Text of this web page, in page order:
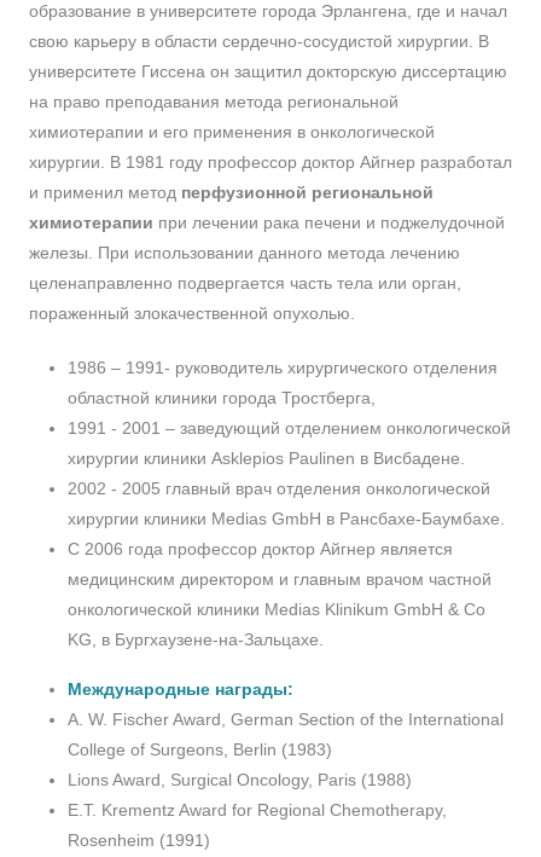
образование в университете города Эрлангена, где и начал
свою карьеру в области сердечно-сосудистой хирургии. В
университете Гиссена он защитил докторскую диссертацию
на право преподавания метода региональной
химиотерапии и его применения в онкологической
хирургии. В 1981 году профессор доктор Айгнер разработал
и применил метод перфузионной региональной
химиотерапии при лечении рака печени и поджелудочной
железы. При использовании данного метода лечению
целенаправленно подвергается часть тела или орган,
пораженный злокачественной опухолью.
1986 – 1991- руководитель хирургического отделения
областной клиники города Тростберга,
1991 - 2001 – заведующий отделением онкологической
хирургии клиники Asklepios Paulinen в Висбадене.
2002 - 2005 главный врач отделения онкологической
хирургии клиники Medias GmbH в Рансбахе-Баумбахе.
С 2006 года профессор доктор Айгнер является
медицинским директором и главным врачом частной
онкологической клиники Medias Klinikum GmbH & Co
KG, в Бургхаузене-на-Зальцахе.
Международные награды:
A. W. Fischer Award, German Section of the International
College of Surgeons, Berlin (1983)
Lions Award, Surgical Oncology, Paris (1988)
E.T. Krementz Award for Regional Chemotherapy,
Rosenheim (1991)